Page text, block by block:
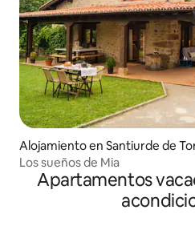
Alojamiento en Santiurde de
Los sueños de Mia
Apartamentos